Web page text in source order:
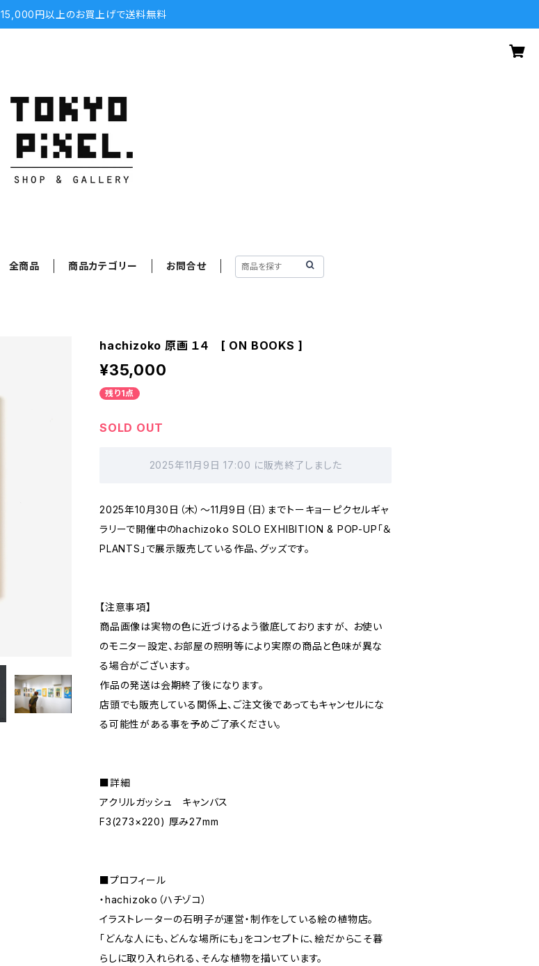
15,000円以上のお買上げで送料無料
全商品 商品カテゴリー お問合せ
hachizoko 原画 １４ [ ON BOOKS ]
¥35,000
残り1点
SOLD OUT
2025年11月9日 17:00 に販売終了しました
2025年10月30日（木）～11月9日（日）までトーキョーピクセルギャ
ラリーで開催中のhachizoko SOLO EXHIBITION & POP-UP「＆
PLANTS」で展示販売している作品、グッズです。
【注意事項】
商品画像は実物の色に近づけるよう徹底しておりますが、 お使い
のモニター設定、お部屋の照明等により実際の商品と色味が異な
る場合がございます。
作品の発送は会期終了後になります。
店頭でも販売している関係上、ご注文後であってもキャンセルにな
る可能性がある事を予めご了承ください。
■詳細
アクリルガッシュ キャンバス
F3(273×220) 厚み27mm
■プロフィール
・hachizoko（ハチゾコ）
イラストレーターの石明子が運営・制作をしている絵の植物店。
「どんな人にも、どんな場所にも」をコンセプトに、絵だからこそ暮
らしに取り入れられる、そんな植物を描いています。